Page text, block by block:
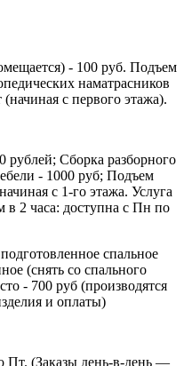
- 100 руб. Подъем
наматрасников
с первого этажа).
рублей; Сборка разборного
- 1000 руб; Подъем
с 1-го этажа. Услуга
в 2 часа: доступна с Пн по
спальное
(снять со спального
- 700 руб (производятся
и оплаты)
Пт. (Заказы день-в-день —